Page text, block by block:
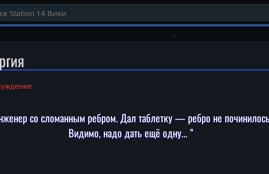
со сломанным ребром. Дал таблетку — ребро не
Видимо, надо дать ещё одну... ”